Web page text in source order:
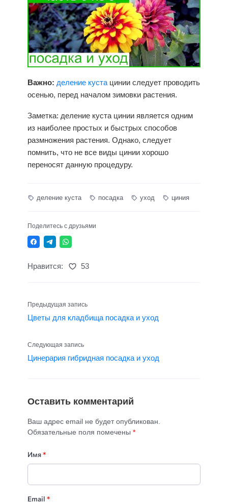
Важно: деление куста цинии следует проводить
осенью, перед началом зимовки растения.
Заметка: деление куста цинии является одним
из наиболее простых и быстрых способов
размножения растения. Однако, следует
помнить, что не все виды цинии хорошо
переносят данную процедуру.
деление куста посадка уход циния
Поделитесь с друзьями
Нравится: 53
Предыдущая запись
Цветы для кладбища посадка и уход
Следующая запись
Цинерария гибридная посадка и уход
Оставить комментарий
Ваш адрес email не будет опубликован.
Обязательные поля помечены *
Имя*
Email *